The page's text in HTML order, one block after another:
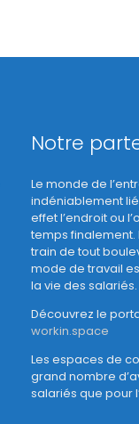
Notre
Le monde de
indéniablement lié
effet l’endroit ou
temps finalement.
train de tout
mode de travail
la vie des salariés.
Découvrez le
workin.space
Les espaces de
grand nombre
salariés que pour